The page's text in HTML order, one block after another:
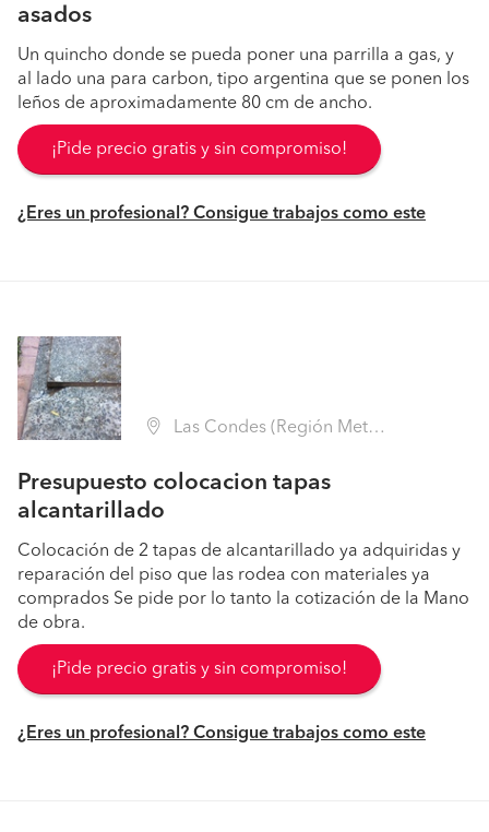
asados
Un quincho donde se pueda poner una parrilla a gas, y
al lado una para carbon, tipo argentina que se ponen los
leños de aproximadamente 80 cm de ancho.
¡Pide precio gratis y sin compromiso!
¿Eres un profesional? Consigue trabajos como este
Las Condes (Región Metropolitana - Santiago)
Presupuesto colocacion tapas
alcantarillado
Colocación de 2 tapas de alcantarillado ya adquiridas y
reparación del piso que las rodea con materiales ya
comprados Se pide por lo tanto la cotización de la Mano
de obra.
¡Pide precio gratis y sin compromiso!
¿Eres un profesional? Consigue trabajos como este